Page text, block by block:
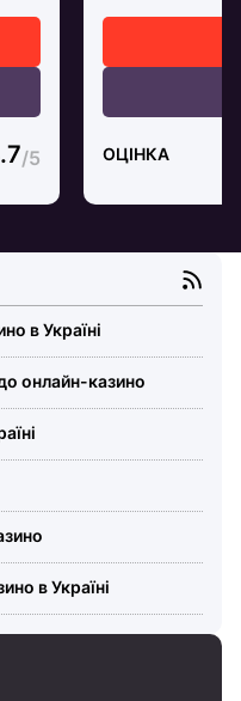
ОЦІНКА
в Україні
онлайн-казино
в Україні